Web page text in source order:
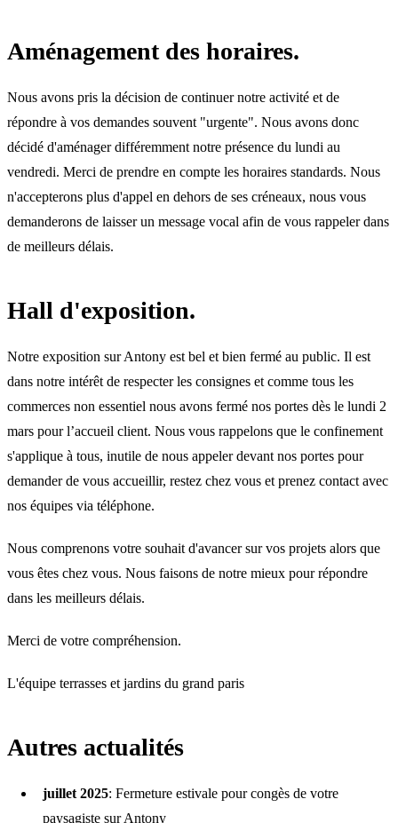
Aménagement des horaires.
Nous avons pris la décision de continuer notre activité et de
répondre à vos demandes souvent "urgente". Nous avons donc
décidé d'aménager différemment notre présence du lundi au
vendredi. Merci de prendre en compte les horaires standards. Nous
n'accepterons plus d'appel en dehors de ses créneaux, nous vous
demanderons de laisser un message vocal afin de vous rappeler dans
de meilleurs délais.
Hall d'exposition.
Notre exposition sur Antony est bel et bien fermé au public. Il est
dans notre intérêt de respecter les consignes et comme tous les
commerces non essentiel nous avons fermé nos portes dès le lundi 2
mars pour l’accueil client. Nous vous rappelons que le confinement
s'applique à tous, inutile de nous appeler devant nos portes pour
demander de vous accueillir, restez chez vous et prenez contact avec
nos équipes via téléphone.
Nous comprenons votre souhait d'avancer sur vos projets alors que
vous êtes chez vous. Nous faisons de notre mieux pour répondre
dans les meilleurs délais.
Merci de votre compréhension.
L'équipe terrasses et jardins du grand paris
Autres actualités
juillet 2025: Fermeture estivale pour congès de votre
paysagiste sur Antony